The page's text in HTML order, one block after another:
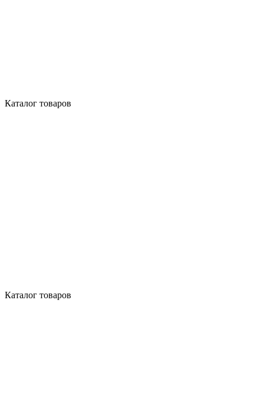
Каталог товаров
Каталог товаров